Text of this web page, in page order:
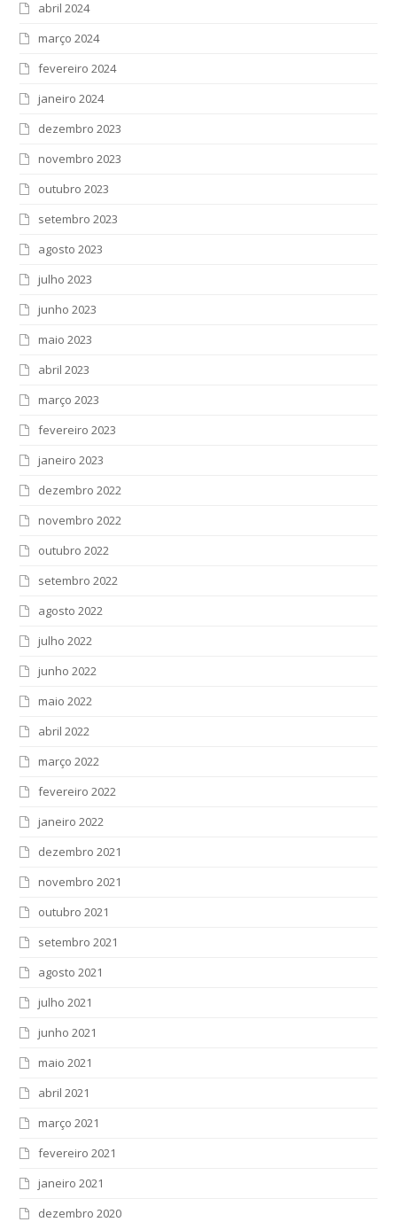
abril 2024
março 2024
fevereiro 2024
janeiro 2024
dezembro 2023
novembro 2023
outubro 2023
setembro 2023
agosto 2023
julho 2023
junho 2023
maio 2023
abril 2023
março 2023
fevereiro 2023
janeiro 2023
dezembro 2022
novembro 2022
outubro 2022
setembro 2022
agosto 2022
julho 2022
junho 2022
maio 2022
abril 2022
março 2022
fevereiro 2022
janeiro 2022
dezembro 2021
novembro 2021
outubro 2021
setembro 2021
agosto 2021
julho 2021
junho 2021
maio 2021
abril 2021
março 2021
fevereiro 2021
janeiro 2021
dezembro 2020